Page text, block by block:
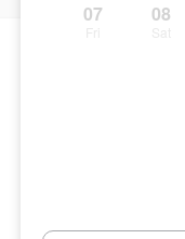
07 08